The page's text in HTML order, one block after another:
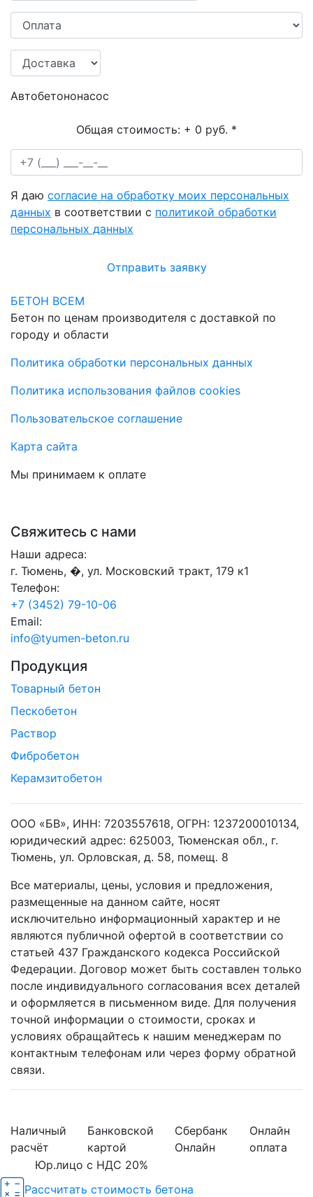
Автобетононасос
Общая стоимость: + 0 руб. *
Я даю согласие на обработку моих персональных
данных в соответствии с политикой обработки
персональных данных
Отправить заявку
БЕТОН ВСЕМ
Бетон по ценам производителя с доставкой по
городу и области
Политика обработки персональных данных
Политика использования файлов cookies
Пользовательское соглашение
Карта сайта
Мы принимаем к оплате
Свяжитесь с нами
Наши адреса:
г. Тюмень, �, ул. Московский тракт, 179 к1
Телефон:
+7 (3452) 79-10-06
Email:
info@tyumen-beton.ru
Продукция
Товарный бетон
Пескобетон
Раствор
Фибробетон
Керамзитобетон
ООО «БВ», ИНН: 7203557618, ОГРН: 1237200010134,
юридический адрес: 625003, Тюменская обл., г.
Тюмень, ул. Орловская, д. 58, помещ. 8
Все материалы, цены, условия и предложения,
размещенные на данном сайте, носят
исключительно информационный характер и не
являются публичной офертой в соответствии со
статьей 437 Гражданского кодекса Российской
Федерации. Договор может быть составлен только
после индивидуального согласования всех деталей
и оформляется в письменном виде. Для получения
точной информации о стоимости, сроках и
условиях обращайтесь к нашим менеджерам по
контактным телефонам или через форму обратной
связи.
Наличный
расчёт
Банковской
картой
Сбербанк
Онлайн
Онлайн
оплата
Юр.лицо с НДС 20%
Рассчитать стоимость бетона